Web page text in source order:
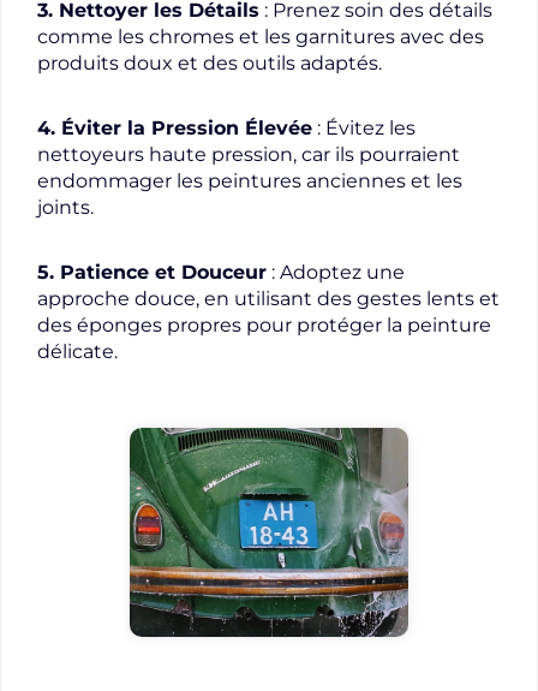
3. Nettoyer les Détails : Prenez soin des détails
comme les chromes et les garnitures avec des
produits doux et des outils adaptés.
4. Éviter la Pression Élevée : Évitez les
nettoyeurs haute pression, car ils pourraient
endommager les peintures anciennes et les
joints.
5. Patience et Douceur : Adoptez une
approche douce, en utilisant des gestes lents et
des éponges propres pour protéger la peinture
délicate.